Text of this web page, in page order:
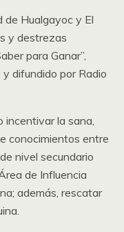
de Hualgayoc y El
y destrezas
para Ganar”,
difundido por Radio
incentivar la sana,
conocimientos entre
nivel secundario
de Influencia
además, rescatar